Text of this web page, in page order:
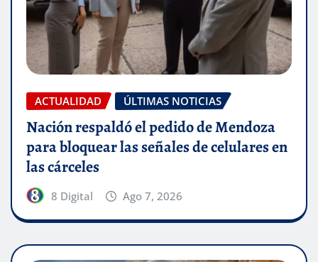
ACTUALIDAD ÚLTIMAS NOTICIAS
Nación respaldó el pedido de Mendoza
para bloquear las señales de celulares en
las cárceles
8 Digital Ago 7, 2026